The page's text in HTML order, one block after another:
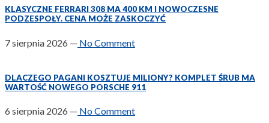
KLASYCZNE FERRARI 308 MA 400 KM I NOWOCZESNE
PODZESPOŁY. CENA MOŻE ZASKOCZYĆ
7 sierpnia 2026 — No Comment
DLACZEGO PAGANI KOSZTUJE MILIONY? KOMPLET ŚRUB MA
WARTOŚĆ NOWEGO PORSCHE 911
6 sierpnia 2026 — No Comment